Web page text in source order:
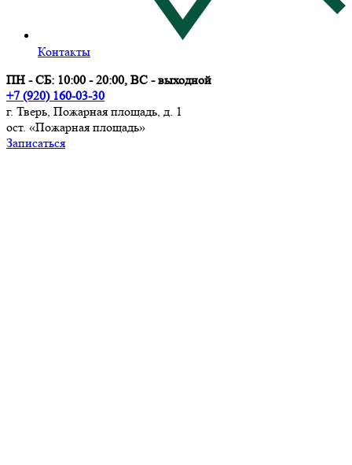
Контакты
ПН - СБ: 10:00 - 20:00, ВС - выходной
+7 (920) 160-03-30
г. Тверь, Пожарная площадь, д. 1
ост. «Пожарная площадь»
Записаться